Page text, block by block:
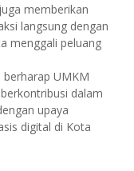
memberikan
langsung dengan
menggali peluang
berharap UMKM
dalam
upaya
digital di Kota